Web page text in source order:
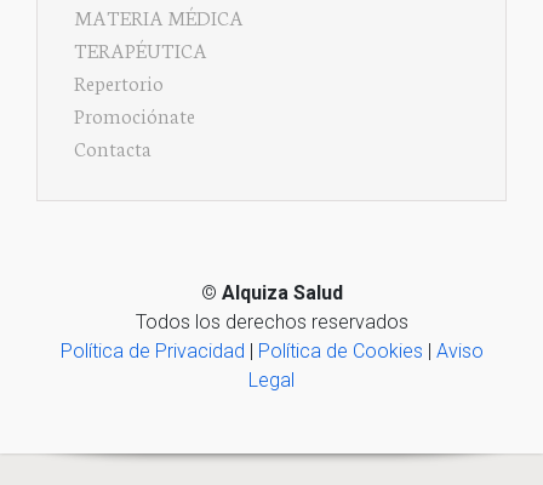
MATERIA MÉDICA
TERAPÉUTICA
Repertorio
Promociónate
Contacta
© Alquiza Salud
Todos los derechos reservados
Política de Privacidad | Política de Cookies | Aviso
Legal